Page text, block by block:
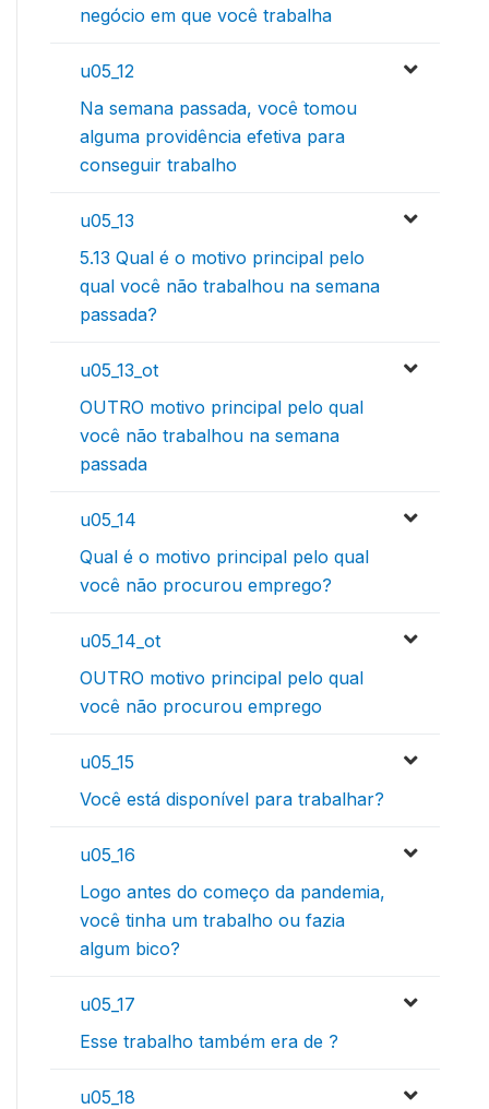
negócio em que você trabalha
u05_12
Na semana passada, você tomou
alguma providência efetiva para
conseguir trabalho
u05_13
5.13 Qual é o motivo principal pelo
qual você não trabalhou na semana
passada?
u05_13_ot
OUTRO motivo principal pelo qual
você não trabalhou na semana
passada
u05_14
Qual é o motivo principal pelo qual
você não procurou emprego?
u05_14_ot
OUTRO motivo principal pelo qual
você não procurou emprego
u05_15
Você está disponível para trabalhar?
u05_16
Logo antes do começo da pandemia,
você tinha um trabalho ou fazia
algum bico?
u05_17
Esse trabalho também era de ?
u05_18